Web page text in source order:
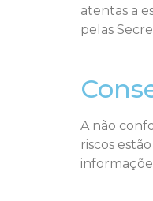
atentas a
pelas
A não
riscos